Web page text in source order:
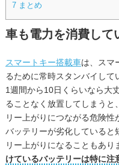
7まとめ
車も電力を消費して
スマートキー搭載車は、スマ
るために常時スタンバイして
1週間から10日くらいなら大
ることなく放置してしまうと
リー上がりにつながる危険性
バッテリーが劣化していると
リー上がりになることもあり
けているバッテリーは特に注